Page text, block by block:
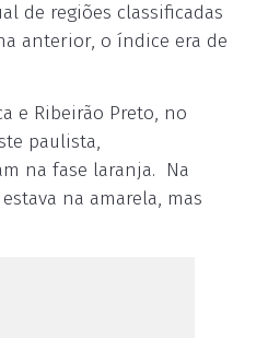
de regiões classificadas
anterior, o índice era de
e Ribeirão Preto, no
paulista,
na fase laranja. Na
na amarela, mas